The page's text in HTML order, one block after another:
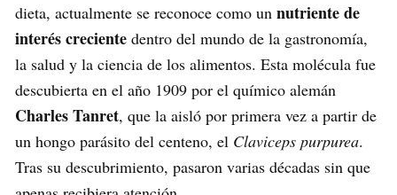
dieta, actualmente se reconoce como un nutriente de
interés creciente dentro del mundo de la gastronomía,
la salud y la ciencia de los alimentos. Esta molécula fue
descubierta en el año 1909 por el químico alemán
Charles Tanret, que la aisló por primera vez a partir de
un hongo parásito del centeno, el Claviceps purpurea.
Tras su descubrimiento, pasaron varias décadas sin que